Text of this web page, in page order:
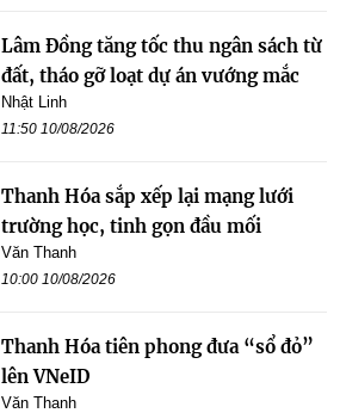
Lâm Đồng tăng tốc thu ngân sách từ
đất, tháo gỡ loạt dự án vướng mắc
Nhật Linh
11:50 10/08/2026
Thanh Hóa sắp xếp lại mạng lưới
trường học, tinh gọn đầu mối
Văn Thanh
10:00 10/08/2026
Thanh Hóa tiên phong đưa “sổ đỏ”
lên VNeID
Văn Thanh